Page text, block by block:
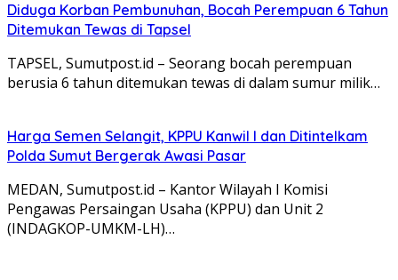
Diduga Korban Pembunuhan, Bocah Perempuan 6 Tahun
Ditemukan Tewas di Tapsel
TAPSEL, Sumutpost.id – Seorang bocah perempuan
berusia 6 tahun ditemukan tewas di dalam sumur milik…
Harga Semen Selangit, KPPU Kanwil I dan Ditintelkam
Polda Sumut Bergerak Awasi Pasar
MEDAN, Sumutpost.id – Kantor Wilayah I Komisi
Pengawas Persaingan Usaha (KPPU) dan Unit 2
(INDAGKOP-UMKM-LH)…